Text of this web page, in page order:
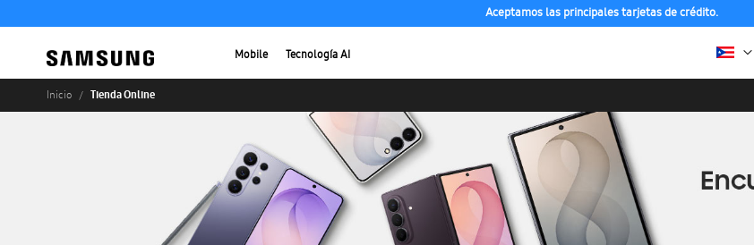
Aceptamos las principales tarjetas de crédito.
Mobile Tecnología AI
Inicio Tienda Online